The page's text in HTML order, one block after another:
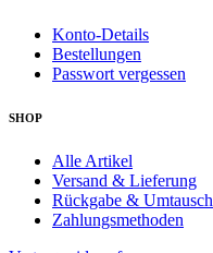
Konto-Details
Bestellungen
Passwort vergessen
SHOP
Alle Artikel
Versand & Lieferung
Rückgabe & Umtausch
Zahlungsmethoden